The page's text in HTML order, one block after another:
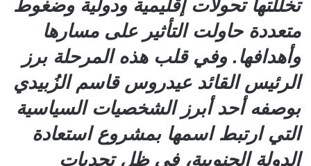
تخللتها تحولات إقليمية ودولية وضغوط
متعددة حاولت التأثير على مسارها
وأهدافها. وفي قلب هذه المرحلة برز
الرئيس القائد عيدروس قاسم الزُبيدي
بوصفه أحد أبرز الشخصيات السياسية
التي ارتبط اسمها بمشروع استعادة
الدولة الجنوبية، في ظل تحديات